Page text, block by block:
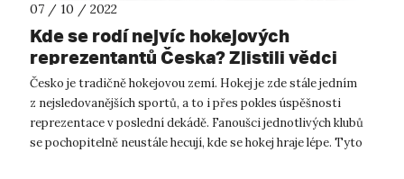
07 / 10 / 2022
Kde se rodí nejvíc hokejových
reprezentantů Česka? Zjistili vědci
UJEP
Česko je tradičně hokejovou zemí. Hokej je zde stále jedním
z nejsledovanějších sportů, a to i přes pokles úspěšnosti
reprezentace v poslední dekádě. Fanoušci jednotlivých klubů
se pochopitelně neustále hecují, kde se hokej hraje lépe. Tyto